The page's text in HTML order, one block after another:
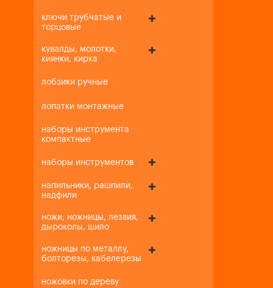
ключи трубчатые и
торцовые
кувалды, молотки,
киянки, кирка
лобзики ручные
лопатки монтажные
наборы инструмента
компактные
наборы инструментов
напильники, рашпили,
надфили
ножи, ножницы, лезвия,
дыроколы, шило
ножницы по металлу,
болторезы, кабелерезы
ножовки по дереву